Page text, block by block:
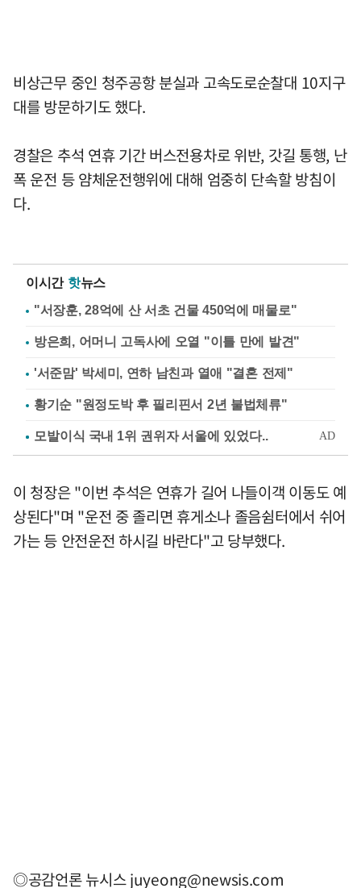
비상근무 중인 청주공항 분실과 고속도로순찰대 10지구
대를 방문하기도 했다.
경찰은 추석 연휴 기간 버스전용차로 위반, 갓길 통행, 난
폭 운전 등 얌체운전행위에 대해 엄중히 단속할 방침이
다.
이시간 핫뉴스
"서장훈, 28억에 산 서초 건물 450억에 매물로"
방은희, 어머니 고독사에 오열 "이틀 만에 발견"
'서준맘' 박세미, 연하 남친과 열애 "결혼 전제"
황기순 "원정도박 후 필리핀서 2년 불법체류"
이 청장은 "이번 추석은 연휴가 길어 나들이객 이동도 예
상된다"며 "운전 중 졸리면 휴게소나 졸음쉼터에서 쉬어
가는 등 안전운전 하시길 바란다"고 당부했다.
◎공감언론 뉴시스juyeong@newsis.com